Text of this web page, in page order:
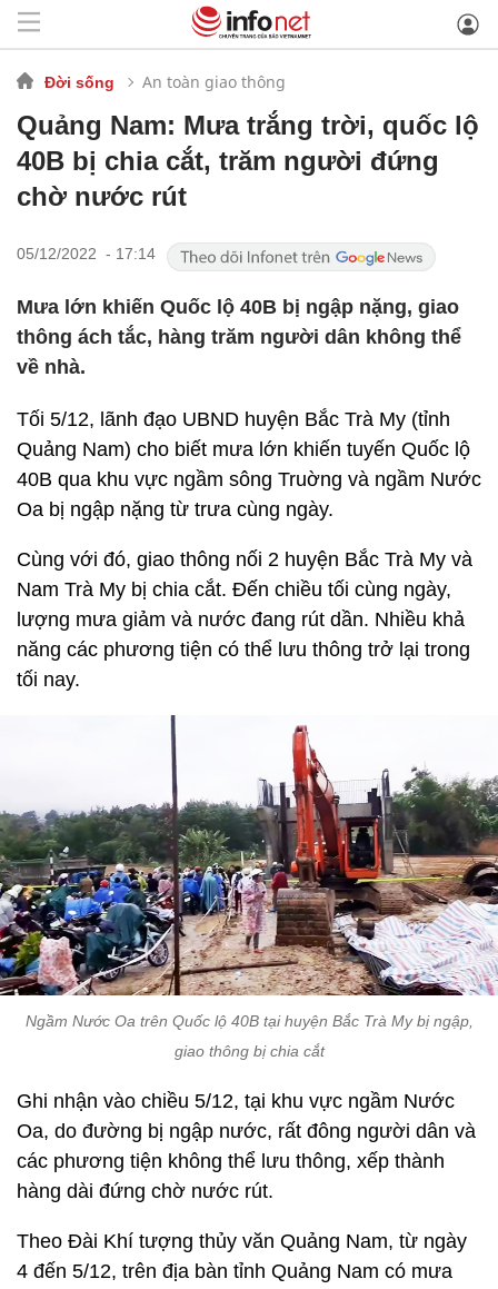
Đời sống An toàn giao thông
Quảng Nam: Mưa trắng trời, quốc lộ
40B bị chia cắt, trăm người đứng
chờ nước rút
05/12/2022 - 17:14
Mưa lớn khiến Quốc lộ 40B bị ngập nặng, giao
thông ách tắc, hàng trăm người dân không thể
về nhà.
Tối 5/12, lãnh đạo UBND huyện Bắc Trà My (tỉnh
Quảng Nam) cho biết mưa lớn khiến tuyến Quốc lộ
40B qua khu vực ngầm sông Truờng và ngầm Nước
Oa bị ngập nặng từ trưa cùng ngày.
Cùng với đó, giao thông nối 2 huyện Bắc Trà My và
Nam Trà My bị chia cắt. Đến chiều tối cùng ngày,
lượng mưa giảm và nước đang rút dần. Nhiều khả
năng các phương tiện có thể lưu thông trở lại trong
tối nay.
Ngầm Nước Oa trên Quốc lộ 40B tại huyện Bắc Trà My bị ngập,
giao thông bị chia cắt
Ghi nhận vào chiều 5/12, tại khu vực ngầm Nước
Oa, do đường bị ngập nước, rất đông người dân và
các phương tiện không thể lưu thông, xếp thành
hàng dài đứng chờ nước rút.
Theo Đài Khí tượng thủy văn Quảng Nam, từ ngày
4 đến 5/12, trên địa bàn tỉnh Quảng Nam có mưa